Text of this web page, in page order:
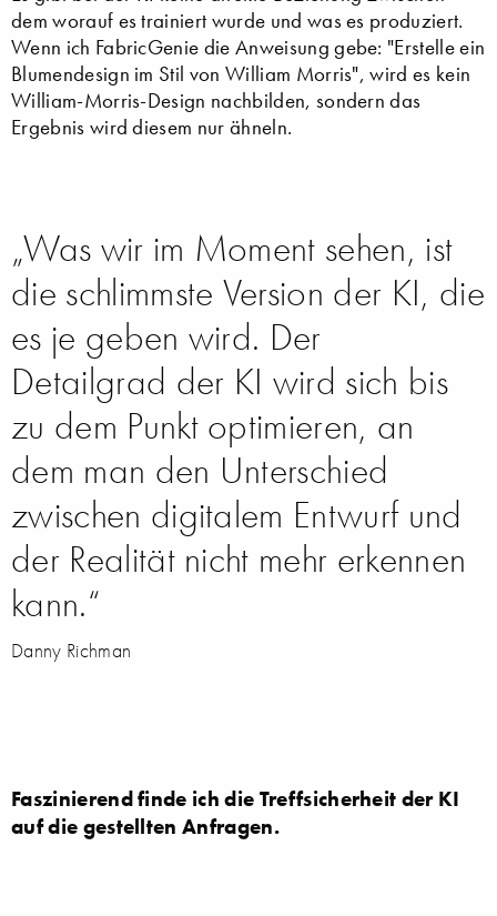
dem worauf es trainiert wurde und was es produziert.
Wenn ich FabricGenie die Anweisung gebe: "Erstelle ein
Blumendesign im Stil von William Morris", wird es kein
William-Morris-Design nachbilden, sondern das
Ergebnis wird diesem nur ähneln.
„Was wir im Moment sehen, ist
die schlimmste Version der KI, die
es je geben wird. Der
Detailgrad der KI wird sich bis
zu dem Punkt optimieren, an
dem man den Unterschied
zwischen digitalem Entwurf und
der Realität nicht mehr erkennen
kann.“
Danny Richman
Faszinierend finde ich die Treffsicherheit der KI
auf die gestellten Anfragen.